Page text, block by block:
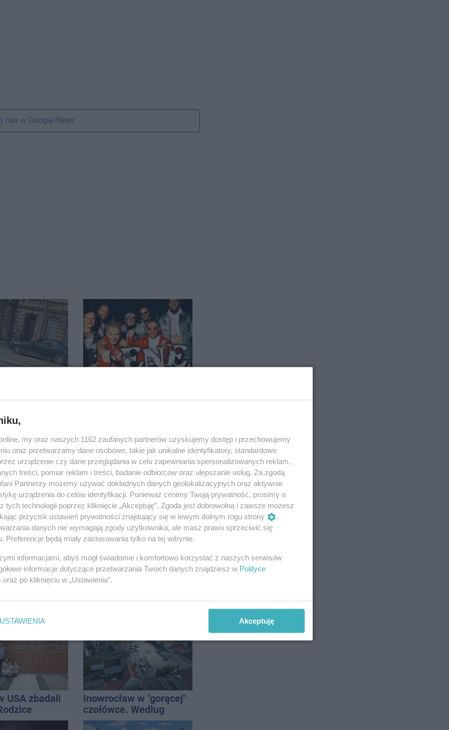
nas w Google News
kobiety na
zbiórka
w
W sobotę Kujawski
Festiwal Pieśni Ludowej
mężczyzny
USA zbadali
wieści
Inowrocław w "gorącej"
czołówce. Według
analizy Onetu nasze
my oraz naszych 1162 zaufanych partnerów uzyskujemy dostęp i przechowujemy
oraz przetwarzamy dane osobowe, takie jak unikalne identyfikatory, standardowe
urządzenie czy dane przeglądania w celu zapewniania spersonalizowanych reklam,
treści, pomiar reklam i treści, badanie odbiorców oraz ulepszanie usług. Za zgodą
Partnerzy możemy używać dokładnych danych geolokalizacyjnych oraz aktywnie
urządzenia do celów identyfikacji. Ponieważ cenimy Twoją prywatność, prosimy o
tych technologii poprzez kliknięcie „Akceptuję”. Zgoda jest dobrowolna i zawsze możesz
przycisk ustawień prywatności znajdujący się w lewym dolnym rogu strony
.
danych nie wymagają zgody użytkownika, ale masz prawo sprzeciwić się
Preferencje będą miały zastosowania tylko na tej witrynie.
informacjami, abyś mógł świadomie i komfortowo korzystać z naszych serwisów
informacje dotyczące przetwarzania Twoich danych znajdziesz w Polityce
oraz po kliknięciu w „Ustawienia”.
USTAWIENIA Akceptuję